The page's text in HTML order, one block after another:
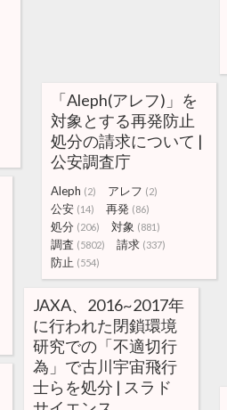
「Aleph(アレフ)」を
対象とする再発防止
処分の請求について |
公安調査庁
Aleph (2) アレフ (2)
公安 (14) 再発 (86)
処分 (206) 対象 (881)
調査 (5802) 請求 (337)
防止 (554)
JAXA、2016~2017年
に行われた閉鎖環境
研究での「不適切行
為」で古川宇宙飛行
士らを処分 | スラド